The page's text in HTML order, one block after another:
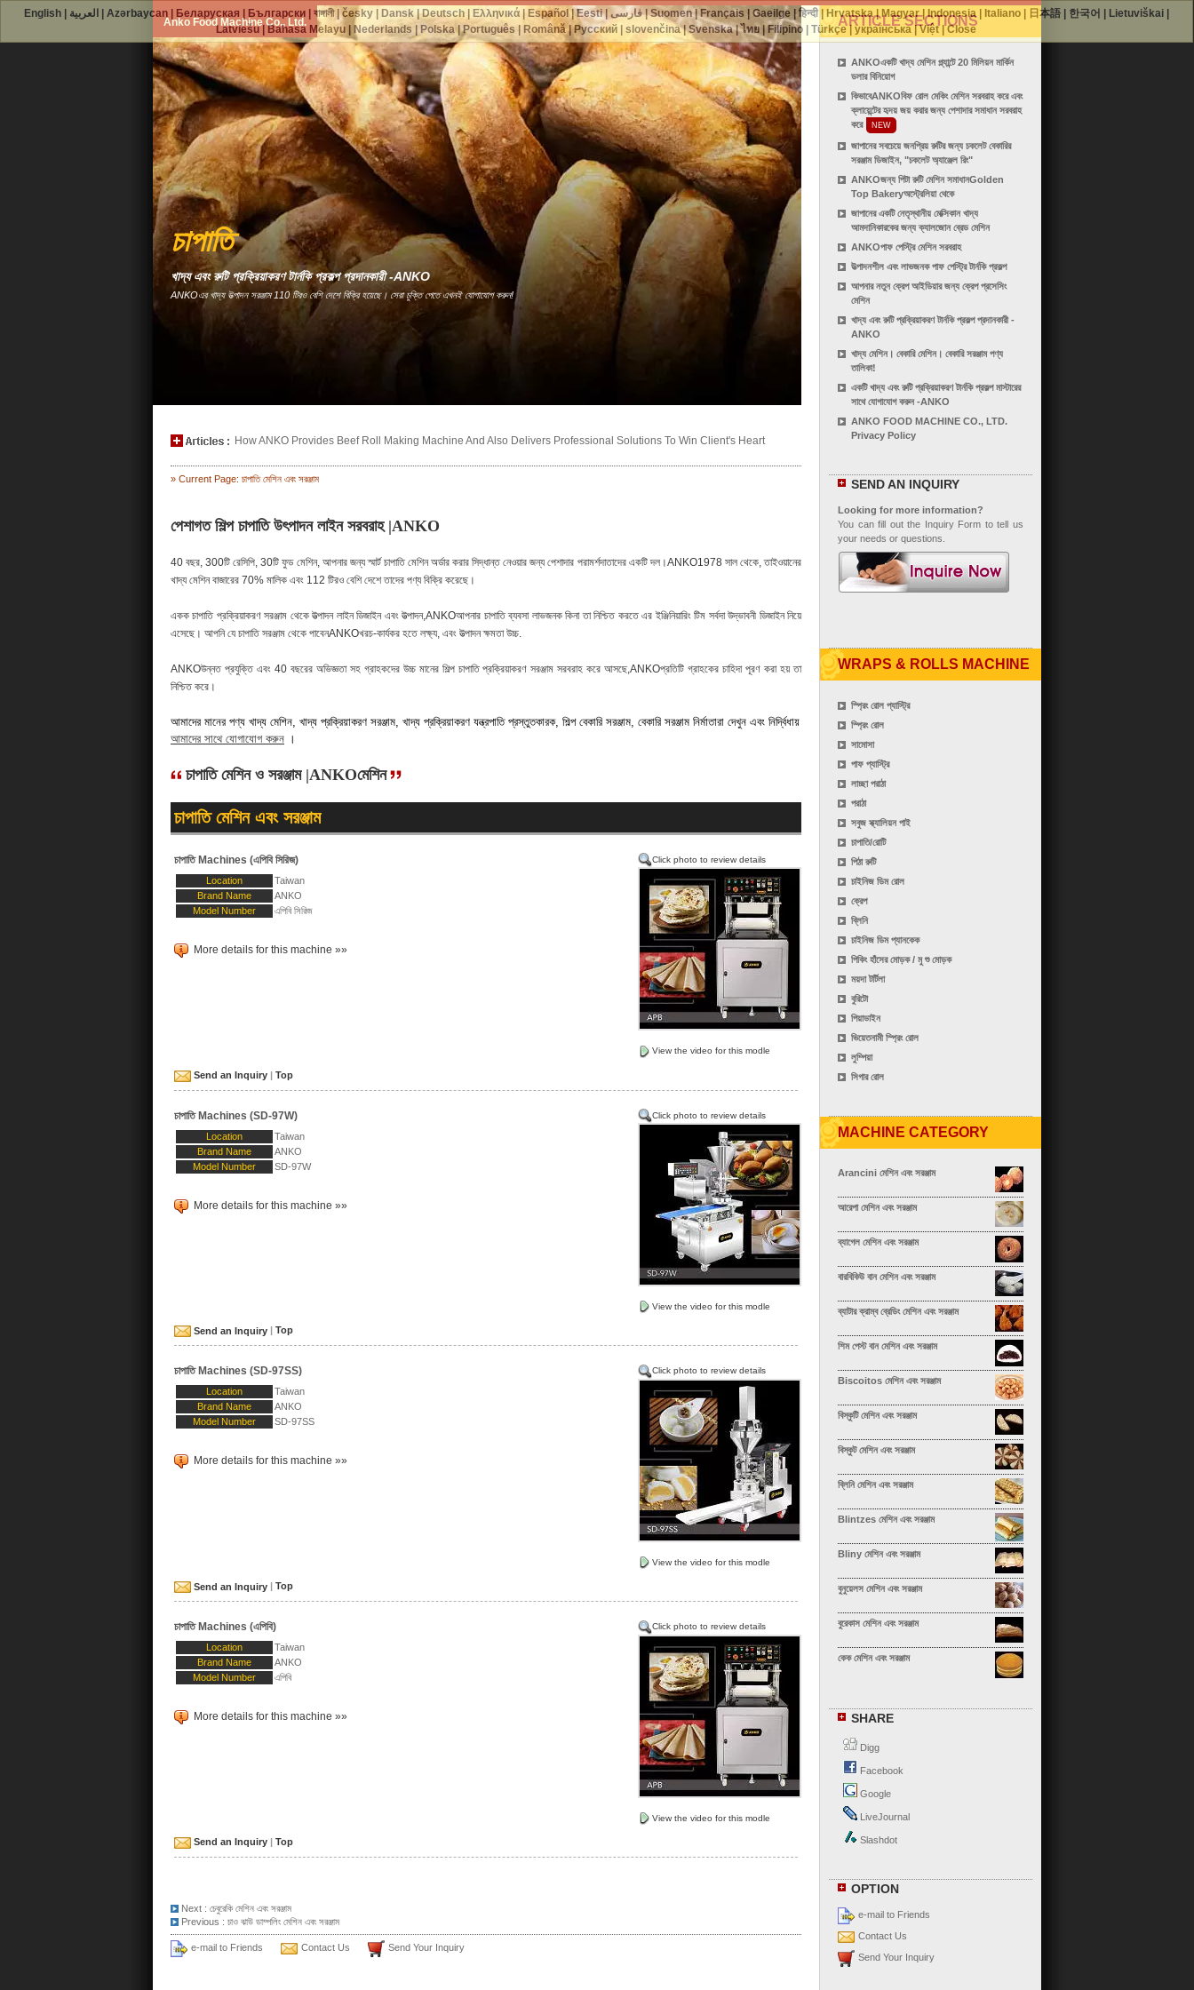
Anko Food Machine Co., Ltd.
চাপাতি
খাদ্য এবং রুটি প্রক্রিয়াকরণ টার্নকি প্রকল্প প্রদানকারী -ANKO
ANKOএর খাদ্য উত্পাদন সরঞ্জাম 110 টিরও বেশি দেশে বিক্রি হয়েছে। সেরা চুক্তি পেতে এখনই যোগাযোগ করুন!
How ANKO Provides Beef Roll Making Machine And Also Delivers Professional Solutions To Win Client's Heart
» Current Page: চাপাতি মেশিন এবং সরঞ্জাম
পেশাগত শিল্প চাপাতি উৎপাদন লাইন সরবরাহ |ANKO
40 বছর, 300টি রেসিপি, 30টি ফুড মেশিন, আপনার জন্য স্মার্ট চাপাতি মেশিন অর্ডার করার সিদ্ধান্ত নেওয়ার জন্য পেশাদার পরামর্শদাতাদের একটি দল।ANKO1978 সাল থেকে, তাইওয়ানের
খাদ্য মেশিন বাজারের 70% মালিক এবং 112 টিরও বেশি দেশে তাদের পণ্য বিক্রি করেছে।
একক চাপাতি প্রক্রিয়াকরণ সরঞ্জাম থেকে উত্পাদন লাইন ডিজাইন এবং উত্পাদন,ANKOআপনার চাপাতি ব্যবসা লাভজনক কিনা তা নিশ্চিত করতে এর ইঞ্জিনিয়ারিং টিম সর্বদা উদ্ভাবনী ডিজাইন নিয়ে
এসেছে। আপনি যে চাপাতি সরঞ্জাম থেকে পাবেনANKOখরচ-কার্যকর হতে লক্ষ্য, এবং উত্পাদন ক্ষমতা উচ্চ.
ANKOউন্নত প্রযুক্তি এবং 40 বছরের অভিজ্ঞতা সহ গ্রাহকদের উচ্চ মানের শিল্প চাপাতি প্রক্রিয়াকরণ সরঞ্জাম সরবরাহ করে আসছে,ANKOপ্রতিটি গ্রাহকের চাহিদা পূরণ করা হয় তা
নিশ্চিত করে।
আমাদের মানের পণ্য খাদ্য মেশিন, খাদ্য প্রক্রিয়াকরণ সরঞ্জাম, খাদ্য প্রক্রিয়াকরণ যন্ত্রপাতি প্রস্তুতকারক, শিল্প বেকারি সরঞ্জাম, বেকারি সরঞ্জাম নির্মাতারা দেখুন এবং নির্দ্বিধায়
আমাদের সাথে যোগাযোগ করুন ।
চাপাতি মেশিন ও সরঞ্জাম |ANKOমেশিন
চাপাতি মেশিন এবং সরঞ্জাম
Click photo to review details
View the video for this modle
চাপাতি Machines (এপিবি সিরিজ)
Location
Taiwan
Brand Name
ANKO
Model Number
এপিবি সিরিজ
More details for this machine »»
Send an Inquiry | Top
Click photo to review details
View the video for this modle
চাপাতি Machines (SD-97W)
Location
Taiwan
Brand Name
ANKO
Model Number
SD-97W
More details for this machine »»
Send an Inquiry Top
Click photo to review details
View the video for this modle
চাপাতি Machines (SD-97SS)
Location
Taiwan
Brand Name
ANKO
Model Number
SD-97SS
More details for this machine »»
Send an Inquiry Top
Click photo to review details
View the video for this modle
চাপাতি Machines (এপিবি)
Location
Taiwan
Brand Name
ANKO
Model Number
এপিবি
More details for this machine »»
Send an Inquiry Top
Next : চেবুরেকি মেশিন এবং সরঞ্জাম
Previous : চাও ঝাউ ডাম্পলিং মেশিন এবং সরঞ্জাম
e-mail to Friends Contact Us Send Your Inquiry
ARTICLE SECTIONS
ANKOএকটি খাদ্য মেশিন প্ল্যান্টে 20 মিলিয়ন মার্কিন
ডলার বিনিয়োগ
কিভাবেANKOবিফ রোল মেকিং মেশিন সরবরাহ করে এবং
ক্লায়েন্টের হৃদয় জয় করার জন্য পেশাদার সমাধান সরবরাহ
করে
NEW
জাপানের সবচেয়ে জনপ্রিয় রুটির জন্য চকলেট বেকারির
সরঞ্জাম ডিজাইন, "চকলেট অ্যাঞ্জেল রিং"
ANKOজন্য পিটা রুটি মেশিন সমাধানGolden
Top Bakeryঅস্ট্রেলিয়া থেকে
জাপানের একটি নেতৃস্থানীয় মেক্সিকান খাদ্য
আমদানিকারকের জন্য ক্যালজোন ব্রেড মেশিন
ANKOপাফ পেস্ট্রি মেশিন সরবরাহ
উত্পাদনশীল এবং লাভজনক পাফ পেস্ট্রি টার্নকি প্রকল্প
আপনার নতুন ক্রেপ আইডিয়ার জন্য ক্রেপ প্রসেসিং
মেশিন
খাদ্য এবং রুটি প্রক্রিয়াকরণ টার্নকি প্রকল্প প্রদানকারী -
ANKO
খাদ্য মেশিন। বেকারি মেশিন। বেকারি সরঞ্জাম পণ্য
তালিকা!
একটি খাদ্য এবং রুটি প্রক্রিয়াকরণ টার্নকি প্রকল্প মাস্টারের
সাথে যোগাযোগ করুন -ANKO
ANKO FOOD MACHINE CO., LTD.
Privacy Policy
SEND AN INQUIRY
Looking for more information?
You can fill out the Inquiry Form to tell us
your needs or questions.
WRAPS & ROLLS MACHINE
স্প্রিং রোল প্যাস্ট্রি
স্প্রিং রোল
সামোসা
পাফ প্যাস্ট্রি
লাচ্ছা পরাঠা
পরাঠা
সবুজ স্ক্যালিয়ন পাই
চাপাতি/রোটি
পিঠা রুটি
চাইনিজ ডিম রোল
ক্রেপ
ব্লিনি
চাইনিজ ডিম প্যানকেক
পিকিং হাঁসের মোড়ক / মু শু মোড়ক
ময়দা টর্টিলা
বুরিটো
পিয়াডাইন
ভিয়েতনামী স্প্রিং রোল
লুম্পিয়া
সিগার রোল
MACHINE CATEGORY
Arancini মেশিন এবং সরঞ্জাম
আরেপা মেশিন এবং সরঞ্জাম
ব্যাগেল মেশিন এবং সরঞ্জাম
বারবিকিউ বান মেশিন এবং সরঞ্জাম
ব্যাটার ক্রাম্ব ব্রেডিং মেশিন এবং সরঞ্জাম
শিম পেস্ট বান মেশিন এবং সরঞ্জাম
Biscoitos মেশিন এবং সরঞ্জাম
বিস্কুটি মেশিন এবং সরঞ্জাম
বিস্কুট মেশিন এবং সরঞ্জাম
ব্লিনি মেশিন এবং সরঞ্জাম
Blintzes মেশিন এবং সরঞ্জাম
Bliny মেশিন এবং সরঞ্জাম
বুনুয়েলস মেশিন এবং সরঞ্জাম
বুরেকাস মেশিন এবং সরঞ্জাম
কেক মেশিন এবং সরঞ্জাম
চা সিউ বাও মেশিন এবং সরঞ্জাম
চাও ঝাউ ডাম্পলিং মেশিন এবং সরঞ্জাম
চাপাতি মেশিন এবং সরঞ্জাম
পনির সামোসা মেশিন এবং সরঞ্জাম
চকোলেট ক্রিঙ্কল মেশিন এবং সরঞ্জাম
SHARE
Digg
Facebook
Google
LiveJournal
Slashdot
OPTION
e-mail to Friends
Contact Us
Send Your Inquiry
English| العربية Azərbaycan| Беларуская Български| বাঙ্গালী|česky| Dansk|Deutsch| Ελληνικά| Español |Eesti| فارسی|Suomen|Français Gaeilge|हिन्दी| Hrvatska| Magyar|Indonesia| Italiano| 日本語| 한국어 Lietuviškai|
Latviešu|Bahasa Melayu Nederlands Polska|Português Română|Русский |slovenčina|Svenska|ไทย | Filipino |Türkçe|українська|Việt|Close